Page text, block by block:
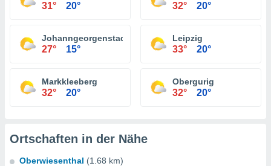
31° 20° 32° 20°
Johanngeorgenstadt
27° 15°
Leipzig
33° 20°
Markkleeberg
32° 20°
Obergurig
32° 20°
Ortschaften in der Nähe
Oberwiesenthal (1.68 km)